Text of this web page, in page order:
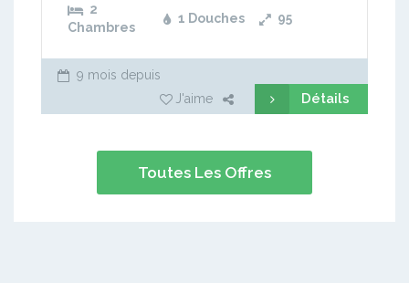
2
Chambres
1 Douches 95
9 mois depuis
J'aime
Détails
Toutes Les Offres